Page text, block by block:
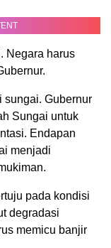
Negara harus
sungai. Gubernur
Sungai untuk
Endapan
menjadi
pada kondisi
degradasi
memicu banjir